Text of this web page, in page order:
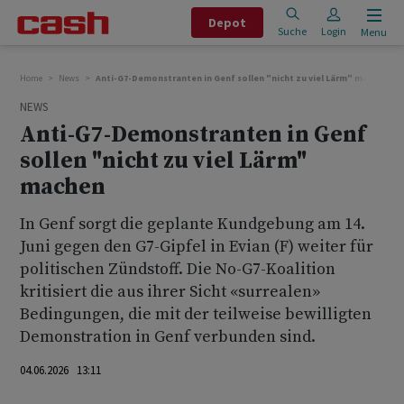
Depot
Suche Login Menu
Home News Anti-G7-Demonstranten in Genf sollen "nicht zu viel Lärm" machen
NEWS
Anti-G7-Demonstranten in Genf
sollen "nicht zu viel Lärm"
machen
In Genf sorgt die geplante Kundgebung am 14.
Juni gegen den G7-Gipfel in Evian (F) weiter für
politischen Zündstoff. Die No-G7-Koalition
kritisiert die aus ihrer Sicht «surrealen»
Bedingungen, die mit der teilweise bewilligten
Demonstration in Genf verbunden sind.
04.06.2026 13:11